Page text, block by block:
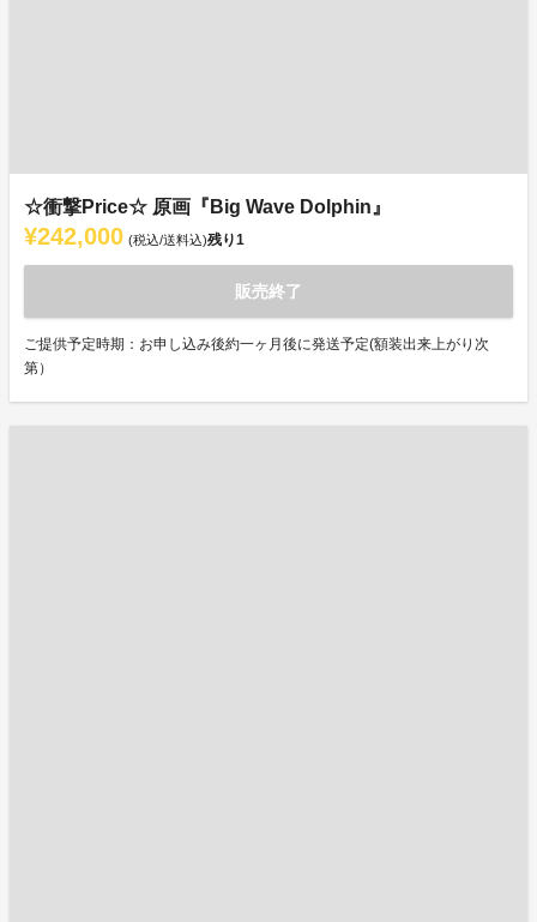
☆衝撃Price☆ 原画『Big Wave Dolphin』
¥242,000 (税込/送料込)残り1
販売終了
ご提供予定時期：お申し込み後約一ヶ月後に発送予定(額装出来上がり次
第）